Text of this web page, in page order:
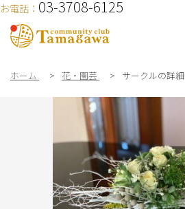
お電話： 03-3708-6125
ホーム > 花・園芸 > サークルの詳細